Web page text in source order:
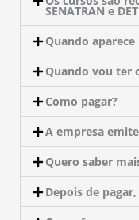
SENATRAN e
Quando
Quando vou ter
Como pagar?
A empresa
Quero saber
Depois de